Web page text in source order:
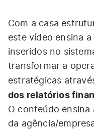
Com a casa
este vídeo ensina
inseridos no
transformar a
estratégicas
dos relatórios
O conteúdo ensina
da agência/